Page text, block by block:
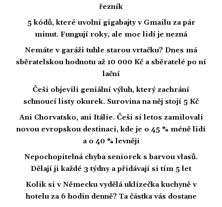
řezník
5 kódů, které uvolní gigabajty v Gmailu za pár
minut. Fungují roky, ale moc lidí je nezná
Nemáte v garáži tuhle starou vrtačku? Dnes má
sběratelskou hodnotu až 10 000 Kč a sběratelé po ní
lační
Češi objevili geniální výluh, který zachrání
schnoucí listy okurek. Surovina na něj stojí 5 Kč
Ani Chorvatsko, ani Itálie. Češi si letos zamilovali
novou evropskou destinaci, kde je o 45 % méně lidí
a o 40 % levněji
Nepochopitelná chyba seniorek s barvou vlasů.
Dělají ji každé 3 týdny a přidávají si tím 5 let
Kolik si v Německu vydělá uklízečka kuchyně v
hotelu za 6 hodin denně? Ta částka vás dostane